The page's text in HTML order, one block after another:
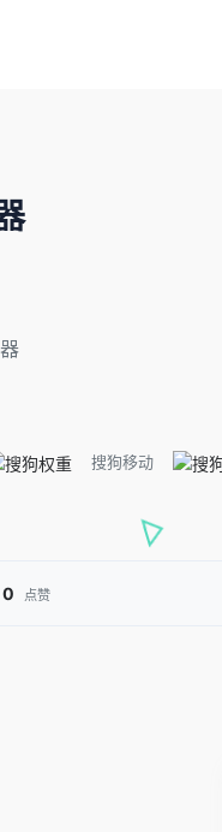
搜狗移动
0 点赞